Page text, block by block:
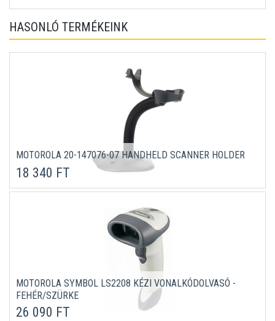
HASONLÓ TERMÉKEINK
MOTOROLA 20-147076-07 HANDHELD SCANNER HOLDER
18 340 FT
MOTOROLA SYMBOL LS2208 KÉZI VONALKÓDOLVASÓ -
FEHÉR/SZÜRKE
26 090 FT